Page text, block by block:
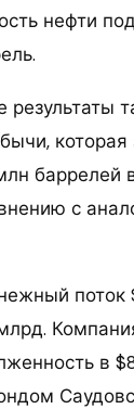
нефти
результаты
баррелей
с
поток
в